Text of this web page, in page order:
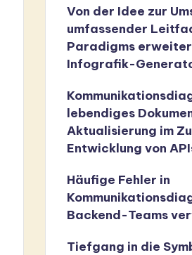
Von der Idee zur
umfassender
Paradigms
Infografik-
lebendiges
Aktualisierung im
Entwicklung von
Häufige Fehler in
Backend-Teams
Tiefgang in die